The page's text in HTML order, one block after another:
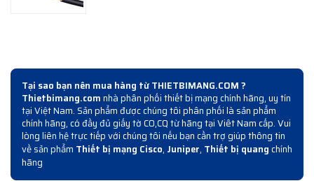
Tại sao bạn nên mua hàng từ THIETBIMANG.COM ?
Thietbimang.comnhà phân phối thiết bị mạng chính hãng, uy tín
tại Việt Nam. Sản phẩm được chúng tôi phân phối là sản phẩm
chính hãng, có đầy đủ giấy tờ CO,CQ từ hãng tại Viêt Nam cấp. Vui
lòng liên hệ trực tiếp với chúng tôi nếu bạn cần trợ giúp thông tin
về sản phẩm Thiết bị mạng Cisco, Juniper, Thiết bị quangchính
hãng